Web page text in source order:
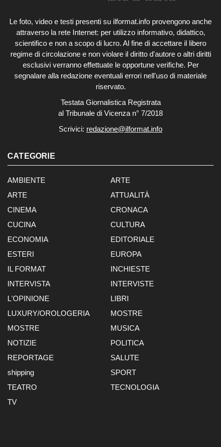
Le foto, video e testi presenti su ilformat.info provengono anche
attraverso la rete Internet: per utilizzo informativo, didattico,
scientifico e non a scopo di lucro. Al fine di accettare il libero
regime di circolazione e non violare il diritto d'autore o altri diritti
esclusivi verranno effettuate le opportune verifiche. Per
segnalare alla redazione eventuali errori nell'uso di materiale
riservato.
Testata Giornalistica Registrata
al Tribunale di Vicenza n° 7/2018
Scrivici: redazione@ilformat.info
CATEGORIE
AMBIENTE
ARTE
ARTE
ATTUALITÀ
CINEMA
CRONACA
CUCINA
CULTURA
ECONOMIA
EDITORIALE
ESTERI
EUROPA
IL FORMAT
INCHIESTE
INTERVISTA
INTERVISTE
L'OPINIONE
LIBRI
LUXURY/OROLOGERIA
MOSTRE
MOSTRE
MUSICA
NOTIZIE
POLITICA
REPORTAGE
SALUTE
shipping
SPORT
TEATRO
TECNOLOGIA
TV